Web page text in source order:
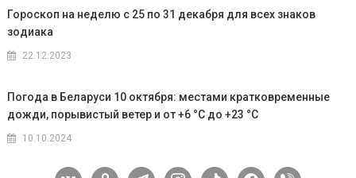
Гороскоп на неделю с 25 по 31 декабря для всех знаков
зодиака
22.12.2023
Погода в Беларуси 10 октября: местами кратковременные
дожди, порывистый ветер и от +6 °С до +23 °С
10.10.2024